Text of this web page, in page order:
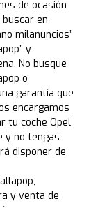
de ocasión
en
milanuncios”
y
No busque
o
garantía que
encargamos
tu coche Opel
y no tengas
disponer de
y venta de